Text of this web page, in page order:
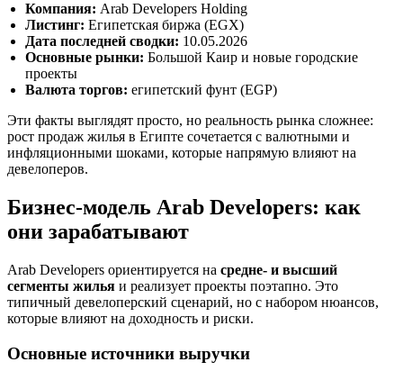
Компания: Arab Developers Holding
Листинг: Египетская биржа (EGX)
Дата последней сводки: 10.05.2026
Основные рынки: Большой Каир и новые городские
проекты
Валюта торгов: египетский фунт (EGP)
Эти факты выглядят просто, но реальность рынка сложнее:
рост продаж жилья в Египте сочетается с валютными и
инфляционными шоками, которые напрямую влияют на
девелоперов.
Бизнес-модель Arab Developers: как
они зарабатывают
Arab Developers ориентируется на средне- и высший
сегменты жилья и реализует проекты поэтапно. Это
типичный девелоперский сценарий, но с набором нюансов,
которые влияют на доходность и риски.
Основные источники выручки